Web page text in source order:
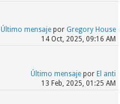
Último mensajepor Gregory House
14 Oct, 2025, 09:16 AM
Último mensajepor El anti
13 Feb, 2025, 01:25 AM